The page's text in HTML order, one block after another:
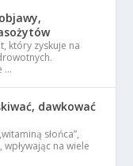
który zyskuje na
…
dawkować
słońca”,
na wiele